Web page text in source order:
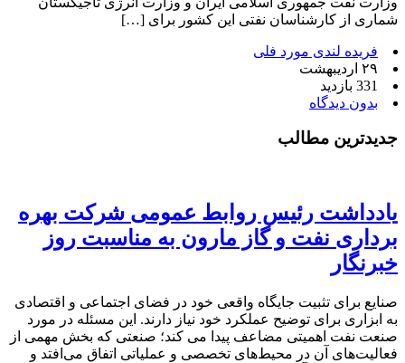
شماری از کارشناسان نفتی این کشور برای […]
فریده لندی مورد فلی
۲۹ اردیبهشت
331 بازدید
بدون دیدگاه
جدیدترین مطالب
یادداشت رئیس روابط عمومی شرکت بهره
برداری نفت و گاز مارون به مناسبت روز
خبرنگار
صنایع برای تثبیت جایگاه واقعی خود در فضای اجتماعی و اقتصادی
به ابزاری برای توضیح عملکرد خود نیاز دارند. این مسئله در مورد
صنعت نفت اهمیتی مضاعف پیدا می کند؛ صنعتی که بخش مهمی از
فعالیت‌های آن در محیط‌های تخصصی و عملیاتی اتفاق می‌افتد و